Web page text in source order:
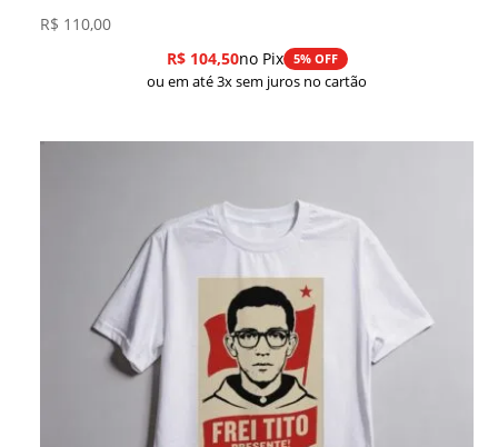
R$ 110,00
R$104,50no Pix 5% OFF
ou em até 3x sem juros no cartão